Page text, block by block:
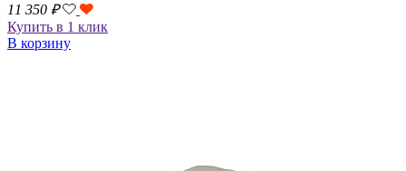
11 350 ₽
Купить в 1 клик
В корзину